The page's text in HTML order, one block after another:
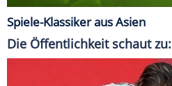
Spiele-Klassiker aus Asien
Die Öffentlichkeit schaut zu: